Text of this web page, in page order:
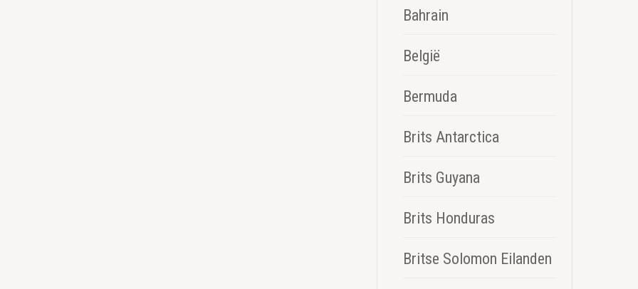
Bahrain
België
Bermuda
Brits Antarctica
Brits Guyana
Brits Honduras
Britse Solomon Eilanden